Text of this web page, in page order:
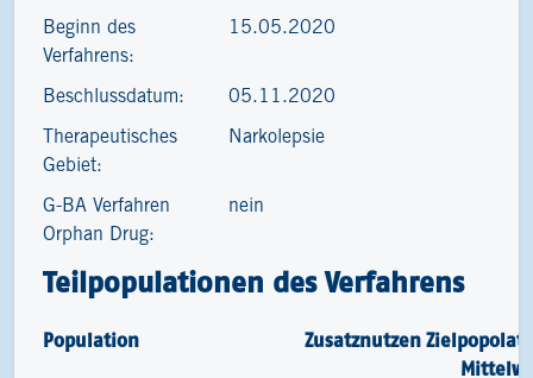
Beginn des
Verfahrens:
15.05.2020
Beschlussdatum: 05.11.2020
Therapeutisches
Gebiet:
Narkolepsie
G-BA Verfahren
Orphan Drug:
nein
Teilpopulationen des Verfahrens
Population Zusatznutzen